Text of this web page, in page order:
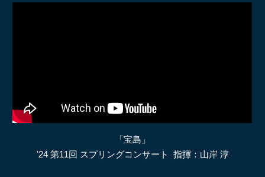
「宝島」
'24 第11回 スプリングコンサート 指揮：山岸 淳